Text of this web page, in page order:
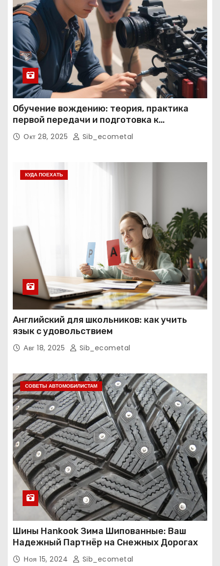
Обучение вождению: теория, практика
первой передачи и подготовка к
экзаменам
Окт 28, 2025 Sib_ecometal
КУДА ПОЕХАТЬ
Английский для школьников: как учить
язык с удовольствием
Авг 18, 2025 Sib_ecometal
СОВЕТЫ АВТОМОБИЛИСТАМ
Шины Hankook Зима Шипованные: Ваш
Надежный Партнёр на Снежных Дорогах
Ноя 15, 2024 Sib_ecometal